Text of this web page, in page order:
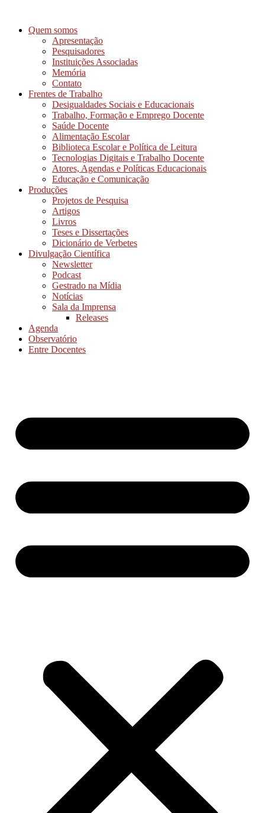
Quem somos
Apresentação
Pesquisadores
Instituições Associadas
Memória
Contato
Frentes de Trabalho
Desigualdades Sociais e Educacionais
Trabalho, Formação e Emprego Docente
Saúde Docente
Alimentação Escolar
Biblioteca Escolar e Política de Leitura
Tecnologias Digitais e Trabalho Docente
Atores, Agendas e Políticas Educacionais
Educação e Comunicação
Produções
Projetos de Pesquisa
Artigos
Livros
Teses e Dissertações
Dicionário de Verbetes
Divulgação Científica
Newsletter
Podcast
Gestrado na Mídia
Notícias
Sala da Imprensa
Releases
Agenda
Observatório
Entre Docentes